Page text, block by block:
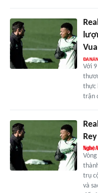
Vua
Với
thực
trận
trụ
và